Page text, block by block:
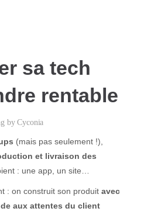
sa tech
rentable
by Cyconia
s (mais pas seulement !),
et livraison des
: une app, un site…
: on construit son produit avec
aux attentes du client